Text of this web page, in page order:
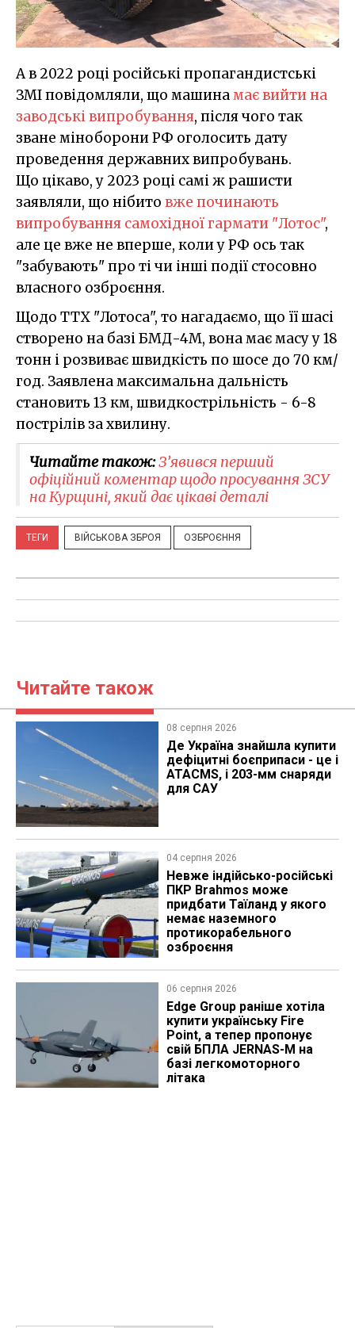
А в 2022 році російські пропагандистські
ЗМІ повідомляли, що машинамає вийти на
заводські випробування, після чого так
зване міноборони РФ оголосить дату
проведення державних випробувань.
Що цікаво, у 2023 році самі ж рашисти
заявляли, що нібито вже починають
випробування самохідної гармати "Лотос",
але це вже не вперше, коли у РФ ось так
"забувають" про ті чи інші події стосовно
власного озброєння.
Щодо ТТХ "Лотоса", то нагадаємо, що її шасі
створено на базі БМД-4М, вона має масу у 18
тонн і розвиває швидкість по шосе до 70 км/
год. Заявлена максимальна дальність
становить 13 км, швидкострільність - 6-8
пострілів за хвилину.
Читайте також:З’явився перший
офіційний коментар щодо просування ЗСУ
на Курщині, який дає цікаві деталі
ТЕГИ ВІЙСЬКОВА ЗБРОЯ ОЗБРОЄННЯ
Читайте також
08 серпня 2026
Де Україна знайшла купити
дефіцитні боєприпаси - це і
ATACMS, і 203-мм снаряди
для САУ
04 серпня 2026
Невже індійсько-російські
ПКР Brahmos може
придбати Таїланд у якого
немає наземного
протикорабельного
озброєння
06 серпня 2026
Edge Group раніше хотіла
купити українську Fire
Point, а тепер пропонує
свій БПЛА JERNAS-M на
базі легкомоторного
літака